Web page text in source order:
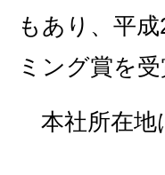
もあり、平
ミング賞を受
本社所在地